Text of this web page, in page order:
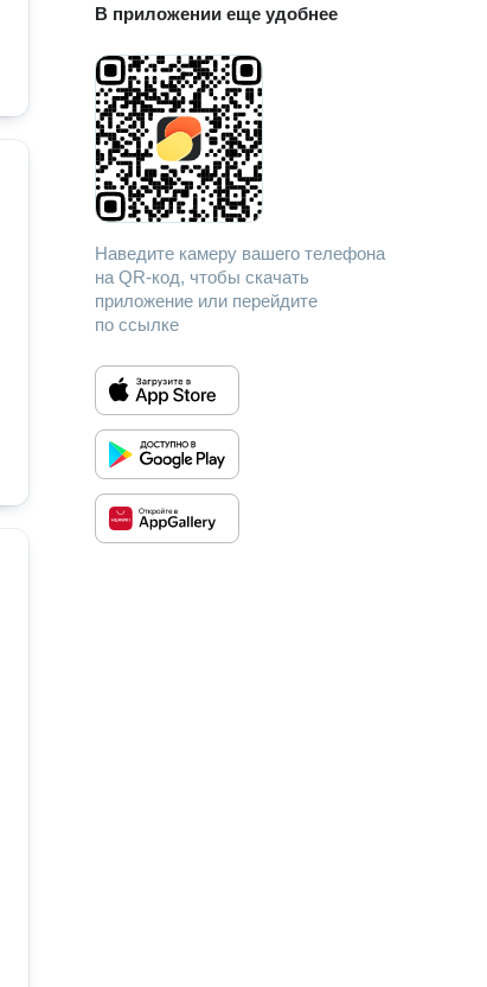
В приложении еще удобнее
Наведите камеру вашего телефона
на QR-код, чтобы скачать
приложение или перейдите
по ссылке